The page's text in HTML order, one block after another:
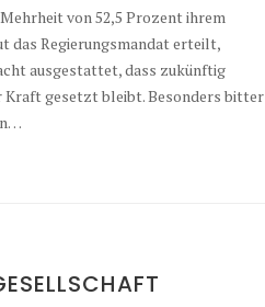
von 52,5 Prozent ihrem
das Regierungsmandat erteilt,
ausgestattet, dass zukünftig
Kraft gesetzt bleibt. Besonders bitter